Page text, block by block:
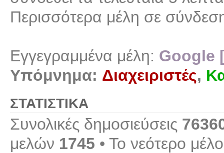
Περισσότερα μέλη σε
Εγγεγραμμένα μέλη: Google
Υπόμνημα: Διαχειριστές,
ΣΤΑΤΙΣΤΙΚΆ
Συνολικές δημοσιεύσεις
μελών 1745 • Το νεότερο